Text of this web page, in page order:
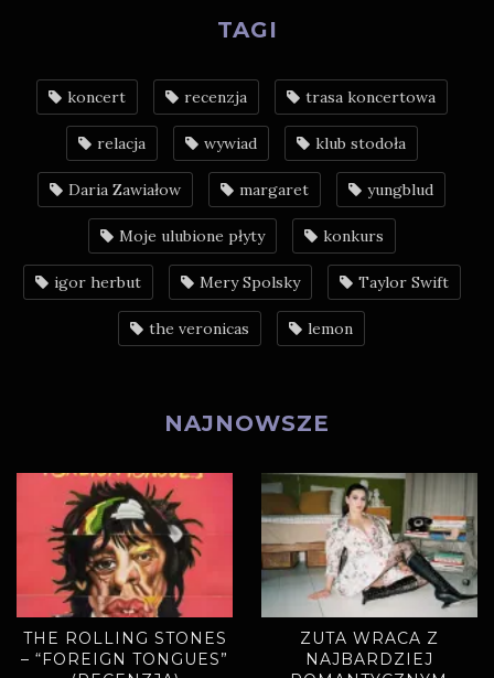
TAGI
koncert recenzja trasa koncertowa
relacja wywiad klub stodoła
Daria Zawiałow margaret yungblud
Moje ulubione płyty konkurs
igor herbut Mery Spolsky Taylor Swift
the veronicas lemon
NAJNOWSZE
THE ROLLING STONES
– “FOREIGN TONGUES”
ZUTA WRACA Z
NAJBARDZIEJ